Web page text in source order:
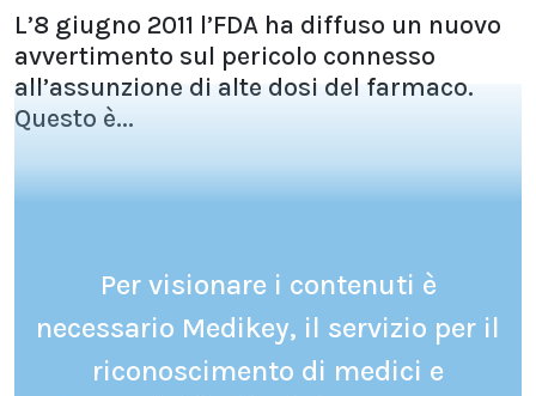
L’8 giugno 2011 l’FDA ha diffuso un nuovo
avvertimento sul pericolo connesso
all’assunzione di alte dosi del farmaco.
Questo è...
Per visionare i contenuti è
necessario Medikey, il servizio per il
riconoscimento di medici e